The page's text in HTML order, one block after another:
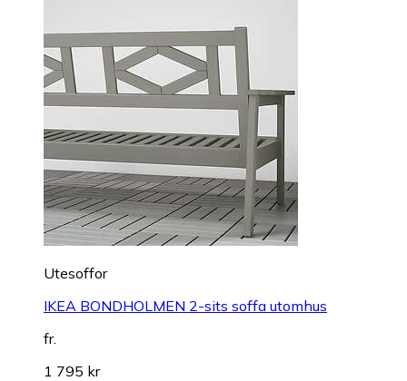
Utesoffor
IKEA BONDHOLMEN 2-sits soffa utomhus
fr.
1 795 kr